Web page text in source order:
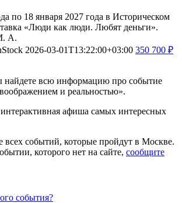
по 18 января 2027 года в Историческом
«Люди как люди. Любят деньги».
А.
2026-03-01T13:22:00+03:00 350 700 ₽
найдете всю информацию про событие
и реальностью».
афиша самых интересных
всех событий, которые пройдут в Москве.
которого нет на сайте, сообщите
события?